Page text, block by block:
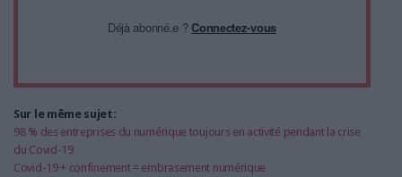
Déjà abonné.e ?Connectez-vous
Sur le même sujet:
98 % des entreprises du numérique toujours en activité pendant la crise
du Covid-19
Covid-19 + confinement = embrasement numérique